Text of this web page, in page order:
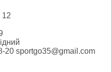
12
20 sportgo35@gmail.com